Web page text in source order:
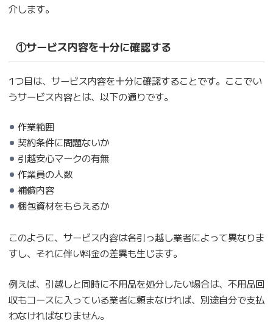
介します。
①サービス内容を十分に確認する
1つ目は、サービス内容を十分に確認することです。ここでい
うサービス内容とは、以下の通りです。
作業範囲
契約条件に問題ないか
引越安心マークの有無
作業員の人数
補償内容
梱包資材をもらえるか
このように、サービス内容は各引っ越し業者によって異なりま
すし、それに伴い料金の差異も生じます。
例えば、引越しと同時に不用品を処分したい場合は、不用品回
収もコースに入っている業者に頼まなければ、別途自分で支払
わなければなりません。